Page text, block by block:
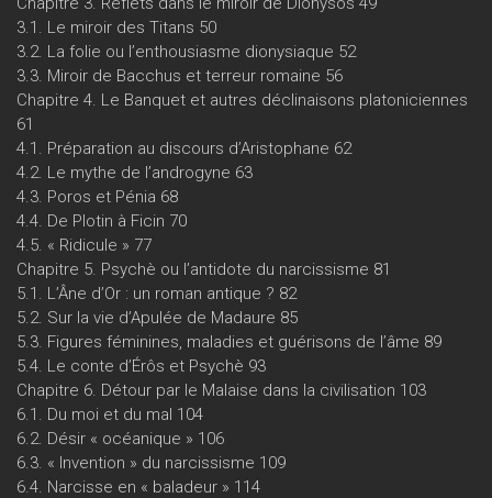
3.1. Le miroir des Titans 50
3.2. La folie ou l’enthousiasme dionysiaque 52
3.3. Miroir de Bacchus et terreur romaine 56
Chapitre 4. Le Banquet et autres déclinaisons platoniciennes
61
4.1. Préparation au discours d’Aristophane 62
4.2. Le mythe de l’androgyne 63
4.3. Poros et Pénia 68
4.4. De Plotin à Ficin 70
4.5. « Ridicule » 77
Chapitre 5. Psychè ou l’antidote du narcissisme 81
5.1. L’Âne d’Or : un roman antique ? 82
5.2. Sur la vie d’Apulée de Madaure 85
5.3. Figures féminines, maladies et guérisons de l’âme 89
5.4. Le conte d’Érôs et Psychè 93
Chapitre 6. Détour par le Malaise dans la civilisation 103
6.1. Du moi et du mal 104
6.2. Désir « océanique » 106
6.3. « Invention » du narcissisme 109
6.4. Narcisse en « baladeur » 114